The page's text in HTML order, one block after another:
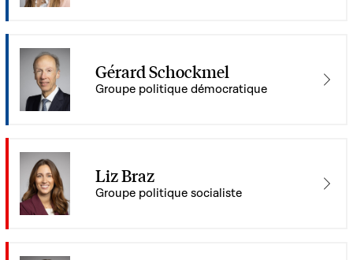
Gérard Schockmel
Groupe politique démocratique
Liz Braz
Groupe politique socialiste